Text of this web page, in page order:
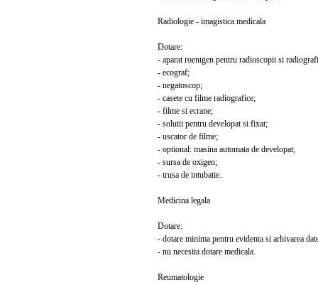
Radiologie - imagistica medicala
Dotare:
- aparat roentgen pentru radioscopii si
- ecograf;
- negatoscop;
- casete cu filme radiografice;
- filme si ecrane;
- solutii pentru developat si fixat;
- uscator de filme;
- optional: masina automata de developat;
- sursa de oxigen;
- trusa de intubatie.
Medicina legala
Dotare:
- dotare minima pentru evidenta si arhivarea
- nu necesita dotare medicala.
Reumatologie